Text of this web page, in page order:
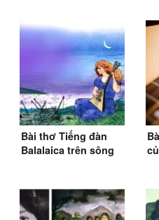
Bài thơ Tiếng đàn
Balalaica trên sông